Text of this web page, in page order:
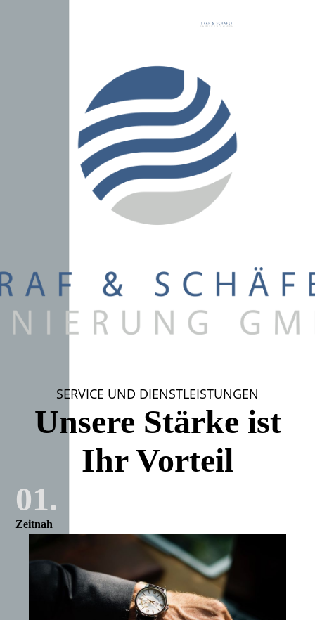
SERVICE UND DIENSTLEISTUNGEN
Unsere Stärke ist
Ihr Vorteil
01.
Zeitnah